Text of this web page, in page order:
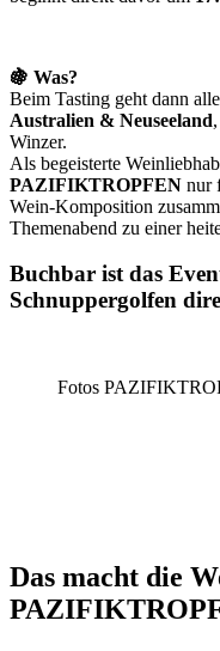
🍇 Was?
Beim Tasting geht dann
Australien & Neuseeland
Winzer.
Als begeisterte
PAZIFIKTROPFEN nur
Wein-Komposition
Themenabend zu einer
Buchbar ist das
Schnuppergolfen
Fotos
Das macht die